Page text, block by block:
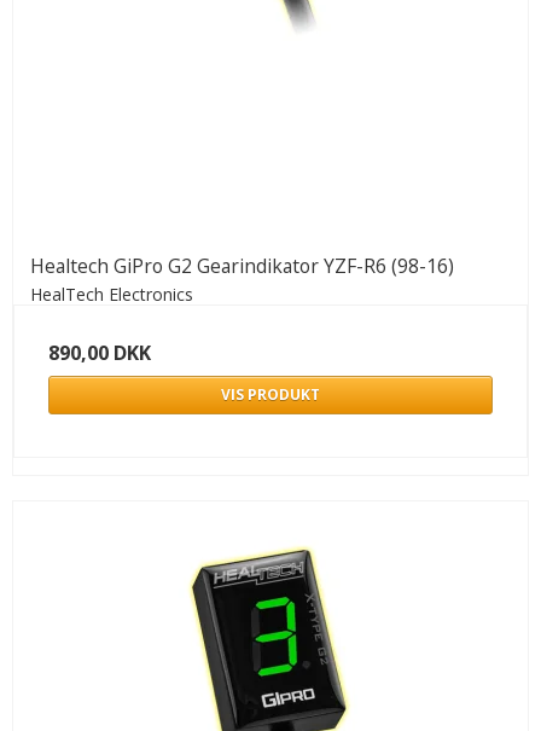
Healtech GiPro G2 Gearindikator YZF-R6 (98-16)
HealTech Electronics
890,00 DKK
VIS PRODUKT